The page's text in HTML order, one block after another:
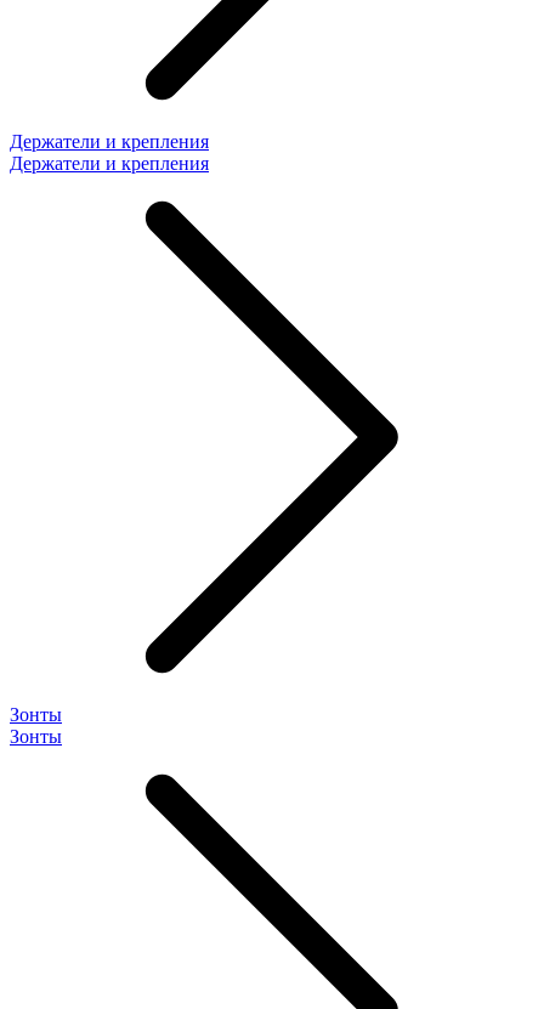
Держатели и крепления
Держатели и крепления
Зонты
Зонты